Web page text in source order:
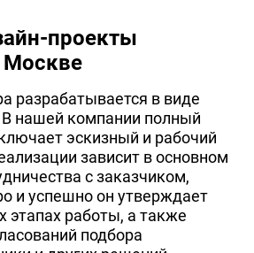
проекты
Москве
разрабатывается в виде
В нашей компании полный
эскизный и рабочий
зависит в основном
с заказчиком,
и успешно он утверждает
этапах работы, а также
подбора